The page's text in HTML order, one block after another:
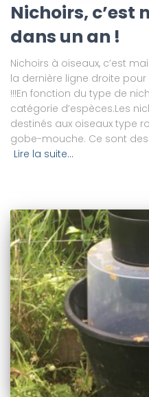
Nichoirs, c’est
dans un an !
Nichoirs à oiseaux, c’est
la dernière ligne droite
!!!En fonction du type de
catégorie d’espèces.Les
destinés aux oiseaux type
gobe-mouche. Ce sont
Lire la suite…